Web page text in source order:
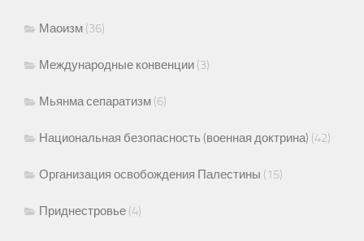
Маоизм (36)
Международные конвенции (3)
Мьянма сепаратизм (6)
Национальная безопасность (военная доктрина) (42)
Организация освобождения Палестины (15)
Приднестровье (4)